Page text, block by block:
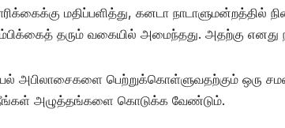
மதிப்பளித்து, கனடா நாடாளுமன்றத்தில்
தரும் வகையில் அமைந்தது. அதற்கு
அபிலாசைகளை பெற்றுக்கொள்ளுவதற்கும் ஒரு
அழுத்தங்களை கொடுக்க வேண்டும்.